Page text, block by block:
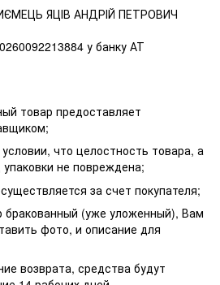
ЯЦІВ АНДРІЙ ПЕТРОВИЧ
у банку АТ
товар предоставляет
что целостность товара, а
не повреждена;
за счет покупателя;
бракованный (уже уложенный), Вам
фото, и описание для
возврата, средства будут